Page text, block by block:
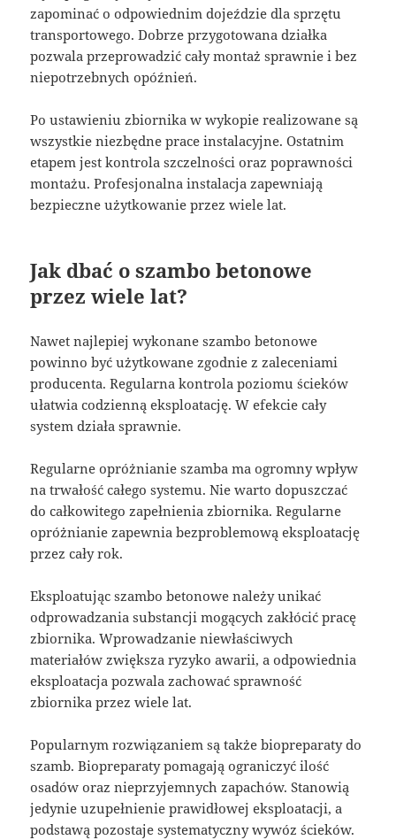
zapominać o odpowiednim dojeździe dla sprzętu
transportowego. Dobrze przygotowana działka
pozwala przeprowadzić cały montaż sprawnie i bez
niepotrzebnych opóźnień.
Po ustawieniu zbiornika w wykopie realizowane są
wszystkie niezbędne prace instalacyjne. Ostatnim
etapem jest kontrola szczelności oraz poprawności
montażu. Profesjonalna instalacja zapewniają
bezpieczne użytkowanie przez wiele lat.
Jak dbać o szambo betonowe
przez wiele lat?
Nawet najlepiej wykonane szambo betonowe
powinno być użytkowane zgodnie z zaleceniami
producenta. Regularna kontrola poziomu ścieków
ułatwia codzienną eksploatację. W efekcie cały
system działa sprawnie.
Regularne opróżnianie szamba ma ogromny wpływ
na trwałość całego systemu. Nie warto dopuszczać
do całkowitego zapełnienia zbiornika. Regularne
opróżnianie zapewnia bezproblemową eksploatację
przez cały rok.
Eksploatując szambo betonowe należy unikać
odprowadzania substancji mogących zakłócić pracę
zbiornika. Wprowadzanie niewłaściwych
materiałów zwiększa ryzyko awarii, a odpowiednia
eksploatacja pozwala zachować sprawność
zbiornika przez wiele lat.
Popularnym rozwiązaniem są także biopreparaty do
szamb. Biopreparaty pomagają ograniczyć ilość
osadów oraz nieprzyjemnych zapachów. Stanowią
jedynie uzupełnienie prawidłowej eksploatacji, a
podstawą pozostaje systematyczny wywóz ścieków.